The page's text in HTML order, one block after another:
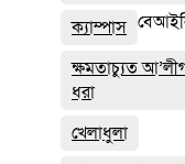
ক্যাম্পাস
ক্ষমতাচ্যুত
ধরা
খেলাধুলা